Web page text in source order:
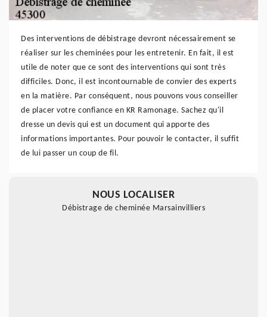
Des interventions de débistrage devront nécessairement se
réaliser sur les cheminées pour les entretenir. En fait, il est
utile de noter que ce sont des interventions qui sont très
difficiles. Donc, il est incontournable de convier des experts
en la matière. Par conséquent, nous pouvons vous conseiller
de placer votre confiance en KR Ramonage. Sachez qu'il
dresse un devis qui est un document qui apporte des
informations importantes. Pour pouvoir le contacter, il suffit
de lui passer un coup de fil.
NOUS LOCALISER
Débistrage de cheminée Marsainvilliers